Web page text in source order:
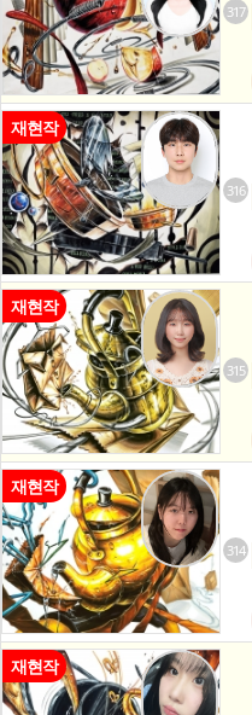
317
재현작
316
재현작
315
재현작
314
재현작